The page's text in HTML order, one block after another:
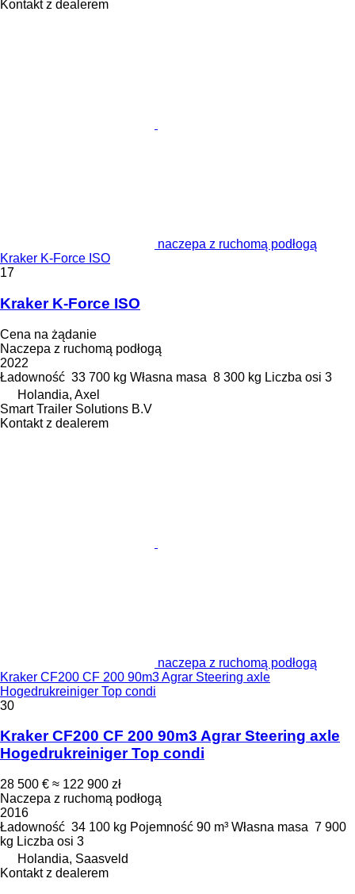
Kontakt z dealerem
naczepa z ruchomą podłogą
Kraker K-Force ISO
17
Kraker K-Force ISO
Cena na żądanie
Naczepa z ruchomą podłogą
2022
Ładowność 33 700 kg Własna masa 8 300 kg Liczba osi 3
Holandia, Axel
Smart Trailer Solutions B.V
Kontakt z dealerem
naczepa z ruchomą podłogą
Kraker CF200 CF 200 90m3 Agrar Steering axle
Hogedrukreiniger Top condi
30
Kraker CF200 CF 200 90m3 Agrar Steering axle
Hogedrukreiniger Top condi
28 500 € ≈ 122 900 zł
Naczepa z ruchomą podłogą
2016
Ładowność 34 100 kg Pojemność 90 m³ Własna masa 7 900
kg Liczba osi 3
Holandia, Saasveld
Kontakt z dealerem